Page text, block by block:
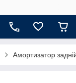
Амортизатор